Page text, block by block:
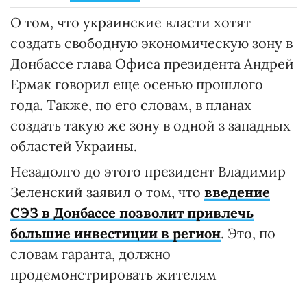
О том, что украинские власти хотят
создать свободную экономическую зону в
Донбассе глава Офиса президента Андрей
Ермак говорил еще осенью прошлого
года. Также, по его словам, в планах
создать такую же зону в одной з западных
областей Украины.
Незадолго до этого президент Владимир
Зеленский заявил о том, что введение
СЭЗ в Донбассе позволит привлечь
большие инвестиции в регион. Это, по
словам гаранта, должно
продемонстрировать жителям